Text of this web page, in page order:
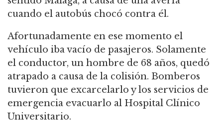
cuando el autobús chocó contra él.
Afortunadamente en ese momento el
vehículo iba vacío de pasajeros. Solamente
el conductor, un hombre de 68 años, quedó
atrapado a causa de la colisión. Bomberos
tuvieron que excarcelarlo y los servicios de
emergencia evacuarlo al Hospital Clínico
Universitario.